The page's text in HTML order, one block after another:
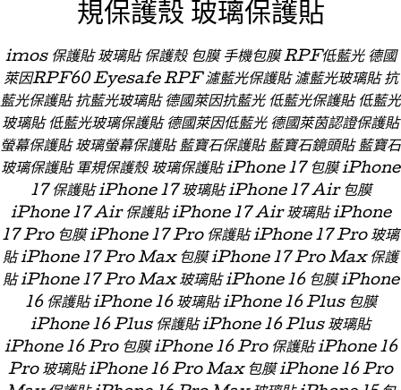
規保護殼 玻璃保護貼
imos 保護貼 玻璃貼 保護殼 包膜 手機包膜 RPF低藍光 德國
萊因RPF60 Eyesafe RPF 濾藍光保護貼 濾藍光玻璃貼 抗
藍光保護貼 抗藍光玻璃貼 德國萊因抗藍光 低藍光保護貼 低藍光
玻璃貼 低藍光玻璃保護貼 德國萊因低藍光 德國萊茵認證保護貼
螢幕保護貼 玻璃螢幕保護貼 藍寶石保護貼 藍寶石鏡頭貼 藍寶石
玻璃保護貼 軍規保護殼 玻璃保護貼 iPhone 17 包膜 iPhone
17 保護貼 iPhone 17 玻璃貼 iPhone 17 Air 包膜
iPhone 17 Air 保護貼 iPhone 17 Air 玻璃貼 iPhone
17 Pro 包膜 iPhone 17 Pro 保護貼 iPhone 17 Pro 玻璃
貼 iPhone 17 Pro Max 包膜 iPhone 17 Pro Max 保護
貼 iPhone 17 Pro Max 玻璃貼 iPhone 16 包膜 iPhone
16 保護貼 iPhone 16 玻璃貼 iPhone 16 Plus 包膜
iPhone 16 Plus 保護貼 iPhone 16 Plus 玻璃貼
iPhone 16 Pro 包膜 iPhone 16 Pro 保護貼 iPhone 16
Pro 玻璃貼 iPhone 16 Pro Max 包膜 iPhone 16 Pro